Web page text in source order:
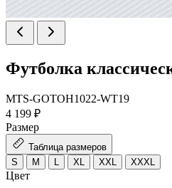
Футболка
MTS-GOTOH1022-WT19
4 199 ₽
Размер
Таблица размеров
S
M XL XXL XXXL
Цвет